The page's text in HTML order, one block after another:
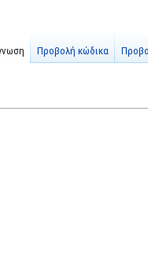
Προβολή κώδικα